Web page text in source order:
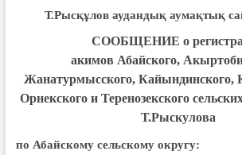
Т.Рысқұлов аудандық аумақтық
СООБЩЕНИЕ о
акимов Абайского,
Жанатурмысского, Кайындинского,
Орнекского и Теренозекского
Т.Рыскулова
по Абайскому сельскому округу: